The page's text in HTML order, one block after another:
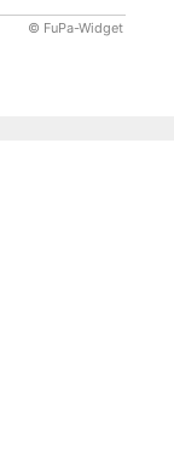
© FuPa-Widget